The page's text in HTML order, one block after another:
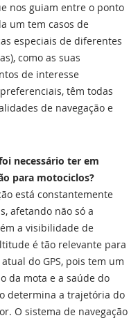
nos guiam entre o ponto
um tem casos de
especiais de diferentes
como as suas
de interesse
têm todas
de navegação e
necessário ter em
para motociclos?
está constantemente
afetando não só a
a visibilidade de
é tão relevante para
do GPS, pois tem um
da mota e a saúde do
determina a trajetória do
O sistema de navegação